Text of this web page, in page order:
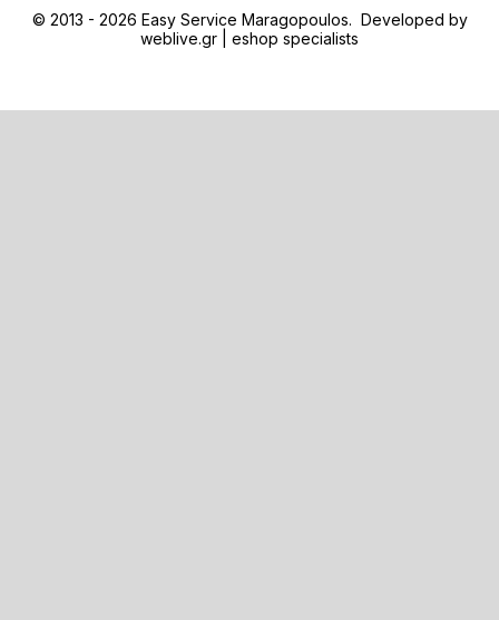
© 2013 - 2026 Easy Service Maragopoulos. Developed by
weblive.gr | eshop specialists